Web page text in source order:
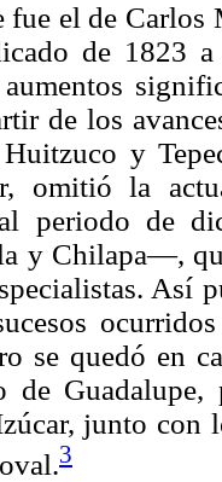
fue el de
de 1823
de los
Huitzuco y
omitió la
al periodo de
y Chilapa—,
Así
se quedó en
de
junto con
3